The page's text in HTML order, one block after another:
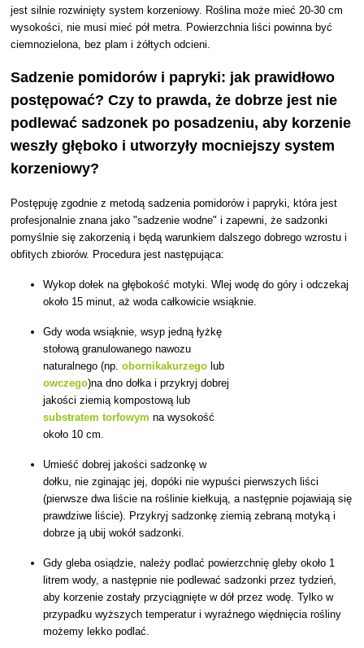
jest silnie rozwinięty system korzeniowy. Roślina może mieć 20-30 cm
wysokości, nie musi mieć pół metra. Powierzchnia liści powinna być
ciemnozielona, bez plam i żółtych odcieni.
Sadzenie pomidorów i papryki: jak prawidłowo
postępować? Czy to prawda, że dobrze jest nie
podlewać sadzonek po posadzeniu, aby korzenie
weszły głęboko i utworzyły mocniejszy system
korzeniowy?
Postępuję zgodnie z metodą sadzenia pomidorów i papryki, która jest
profesjonalnie znana jako "sadzenie wodne" i zapewni, że sadzonki
pomyślnie się zakorzenią i będą warunkiem dalszego dobrego wzrostu i
obfitych zbiorów. Procedura jest następująca:
Wykop dołek na głębokość motyki. Wlej wodę do góry i odczekaj
około 15 minut, aż woda całkowicie wsiąknie.
Gdy woda wsiąknie, wsyp jedną łyżkę
stołową granulowanego nawozu
naturalnego (np.obornikakurzego lub
owczego)na dno dołkai przykryj dobrej
jakości ziemią kompostową lub
substratem torfowym na wysokość
około 10 cm.
Umieść dobrej jakości sadzonkę w
dołku, nie zginając jej, dopóki nie wypuści pierwszych liści
(pierwsze dwa liście na roślinie kiełkują, a następnie pojawiają się
prawdziwe liście). Przykryj sadzonkę ziemią zebraną motyką i
dobrze ją ubij wokół sadzonki.
Gdy gleba osiądzie, należy podlać powierzchnię gleby około 1
litrem wody, a następnie nie podlewać sadzonki przez tydzień,
aby korzenie zostały przyciągnięte w dół przez wodę. Tylko w
przypadku wyższych temperatur i wyraźnego więdnięcia rośliny
możemy lekko podlać.